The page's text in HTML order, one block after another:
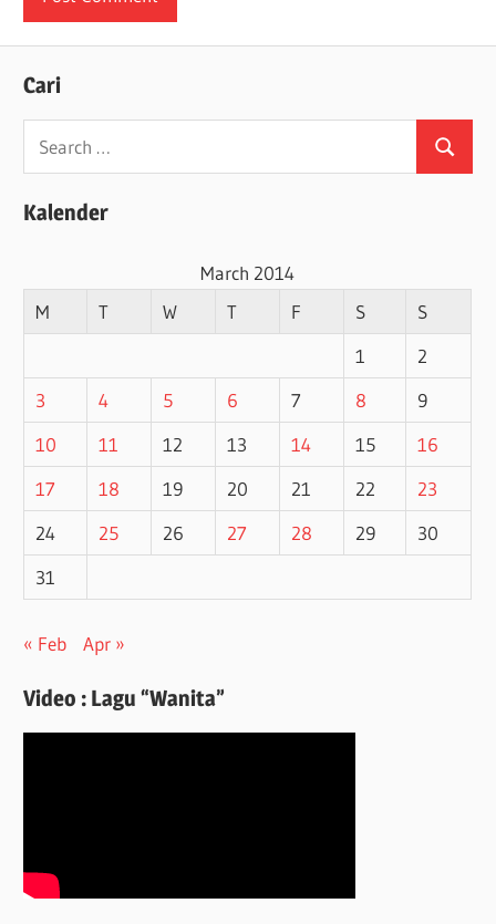
Cari
Search
for:
Search
Kalender
March 2014
M
T W T F S
S
1
2
3
4 5 6 7 8
9
10
11 12 13 14 15
16
17
18 19 20 21 22
23
24
25 26 27 28 29
30
31
« Feb Apr »
Video : Lagu “Wanita”